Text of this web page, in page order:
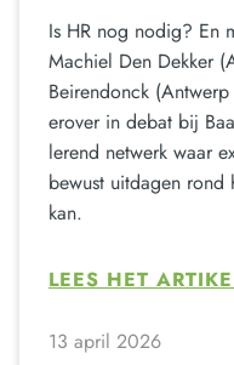
Is HR nog nodig? En
Machiel Den Dekker
Beirendonck
erover in debat bij
lerend netwerk waar
bewust uitdagen rond
kan.
LEES HET
13 april 2026